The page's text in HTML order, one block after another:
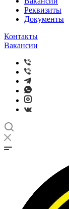
Реквизиты
Документы
Контакты
Вакансии